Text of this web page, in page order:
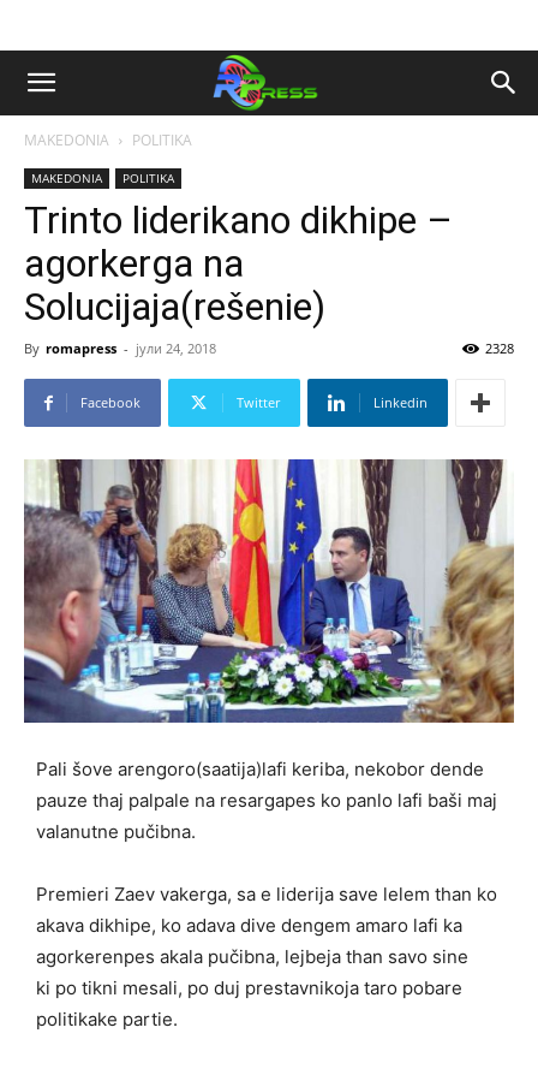
MAKEDONIA POLITIKA
MAKEDONIA POLITIKA
Trinto liderikano dikhipe –
agorkerga na
Solucijaja(rešenie)
By romapress - јули 24, 2018 2328
Facebook Twitter Linkedin
Pali šove arengoro(saatija)lafi keriba, nekobor dende
pauze thaj palpale na resargapes ko panlo lafi baši maj
valanutne pučibna.
Premieri Zaev vakerga, sa e liderija save lelem than ko
akava dikhipe, ko adava dive dengem amaro lafi ka
agorkerenpes akala pučibna, lejbeja than savo sine
ki po tikni mesali, po duj prestavnikoja taro pobare
politikake partie.